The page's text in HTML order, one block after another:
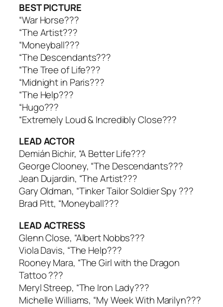
BEST PICTURE
“War Horse???
“The Artist???
“Moneyball???
“The Descendants???
“The Tree of Life???
“Midnight in Paris???
“The Help???
“Hugo???
“Extremely Loud & Incredibly Close???
LEAD ACTOR
Demián Bichir, “A Better Life???
George Clooney, “The Descendants???
Jean Dujardin, “The Artist???
Gary Oldman, “Tinker Tailor Soldier Spy ???
Brad Pitt, “Moneyball???
LEAD ACTRESS
Glenn Close, “Albert Nobbs???
Viola Davis, “The Help???
Rooney Mara, “The Girl with the Dragon
Tattoo ???
Meryl Streep, “The Iron Lady???
Michelle Williams, “My Week With Marilyn???